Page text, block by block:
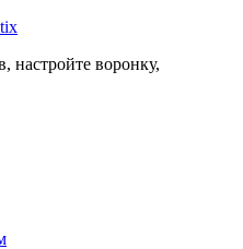
настройте воронку,